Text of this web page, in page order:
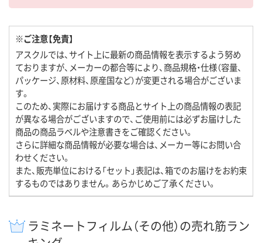
※ご注意【免責】
アスクルでは、サイト上に最新の商品情報を表示するよう努め
ておりますが、メーカーの都合等により、商品規格・仕様（容量、
パッケージ、原材料、原産国など）が変更される場合がございま
す。
このため、実際にお届けする商品とサイト上の商品情報の表記
が異なる場合がございますので、ご使用前には必ずお届けした
商品の商品ラベルや注意書きをご確認ください。
さらに詳細な商品情報が必要な場合は、メーカー等にお問い合
わせください。
また、販売単位における「セット」表記は、箱でのお届けをお約束
するものではありません。あらかじめご了承ください。
ラミネートフィルム（その他）の売れ筋ラン